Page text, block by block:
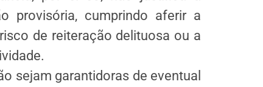
provisória, cumprindo aferir a
de reiteração delituosa ou a
sejam garantidoras de eventual